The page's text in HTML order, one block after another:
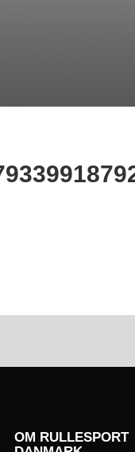
OM RULLESPORT